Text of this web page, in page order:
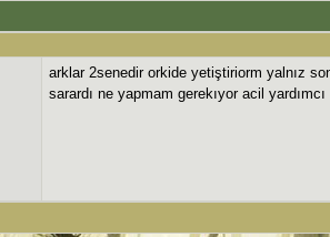
arklar 2senedir orkide yetiştiriorm yalnız
sarardı ne yapmam gerekıyor acil